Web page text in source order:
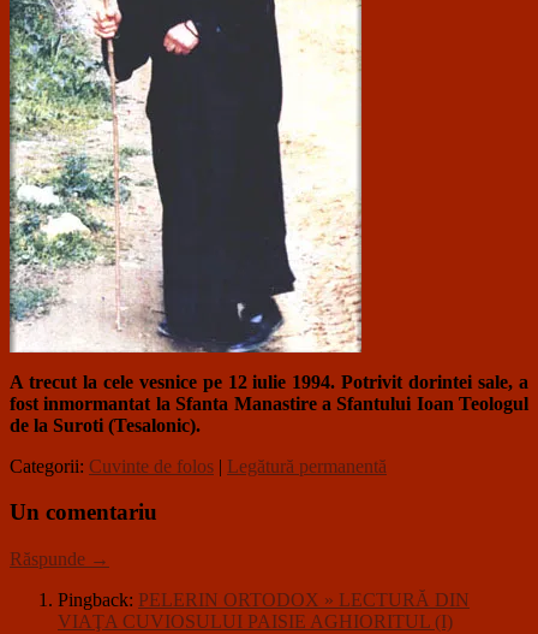
A trecut la cele vesnice pe 12 iulie 1994. Potrivit dorintei sale, a
fost inmormantat la Sfanta Manastire a Sfantului Ioan Teologul
de la Suroti (Tesalonic).
Categorii: Cuvinte de folos | Legătură permanentă
Un comentariu
Răspunde →
Pingback: PELERIN ORTODOX » LECTURĂ DIN
VIAŢA CUVIOSULUI PAISIE AGHIORITUL (I)